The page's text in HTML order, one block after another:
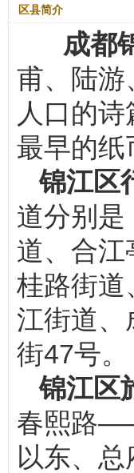
区县简介
成都
甫、陆游
人口的
最早的纸
锦江区
道分别是
道、合江
桂路街道
江街道、
街47号。
锦江区
春熙路
以东、